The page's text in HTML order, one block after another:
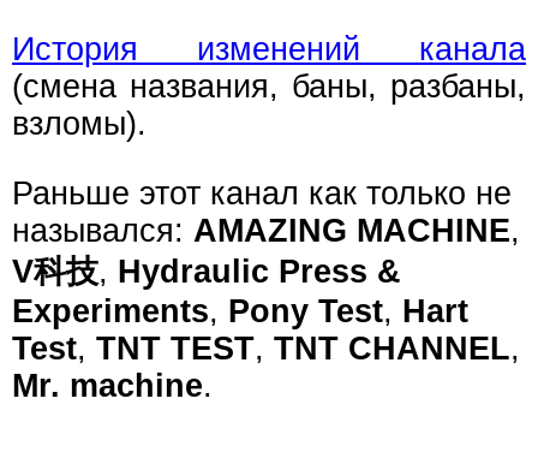
История изменений канала
(смена названия, баны, разбаны,
взломы).
Раньше этот канал как только не
назывался: AMAZING MACHINE,
V科技, Hydraulic Press &
Experiments, Pony Test, Hart
Test, TNT TEST, TNT CHANNEL,
Mr. machine.